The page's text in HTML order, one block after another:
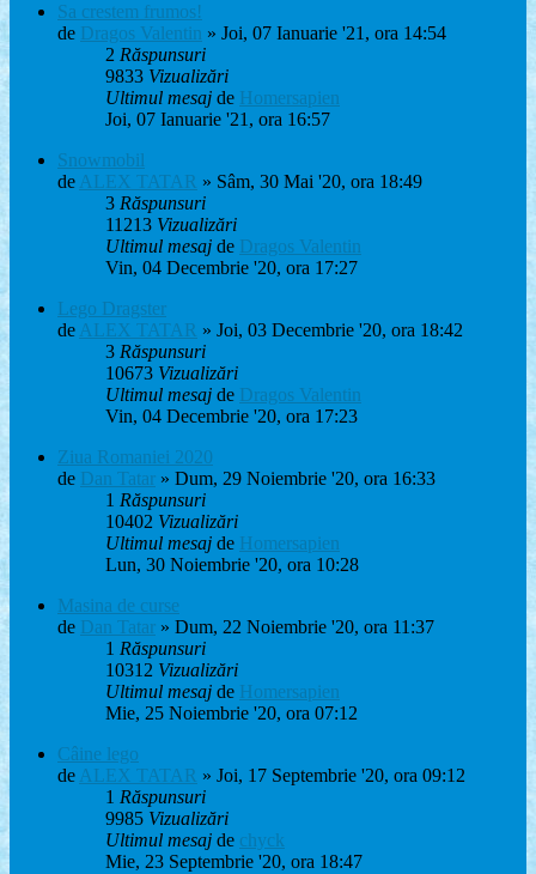
Sa crestem frumos!
de Dragos Valentin » Joi, 07 Ianuarie '21, ora 14:54
2 Răspunsuri
9833 Vizualizări
Ultimul mesaj de Homersapien
Joi, 07 Ianuarie '21, ora 16:57
Snowmobil
de ALEX TATAR » Sâm, 30 Mai '20, ora 18:49
3 Răspunsuri
11213 Vizualizări
Ultimul mesaj de Dragos Valentin
Vin, 04 Decembrie '20, ora 17:27
Lego Dragster
de ALEX TATAR » Joi, 03 Decembrie '20, ora 18:42
3 Răspunsuri
10673 Vizualizări
Ultimul mesaj de Dragos Valentin
Vin, 04 Decembrie '20, ora 17:23
Ziua Romaniei 2020
de Dan Tatar » Dum, 29 Noiembrie '20, ora 16:33
1 Răspunsuri
10402 Vizualizări
Ultimul mesaj de Homersapien
Lun, 30 Noiembrie '20, ora 10:28
Masina de curse
de Dan Tatar » Dum, 22 Noiembrie '20, ora 11:37
1 Răspunsuri
10312 Vizualizări
Ultimul mesaj de Homersapien
Mie, 25 Noiembrie '20, ora 07:12
Câine lego
de ALEX TATAR » Joi, 17 Septembrie '20, ora 09:12
1 Răspunsuri
9985 Vizualizări
Ultimul mesaj de chyck
Mie, 23 Septembrie '20, ora 18:47